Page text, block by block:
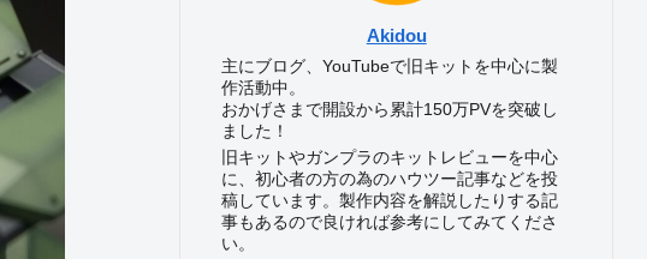
Akidou
主にブログ、YouTubeで旧キットを中心に製
作活動中。
おかげさまで開設から累計150万PVを突破し
ました！
旧キットやガンプラのキットレビューを中心
に、初心者の方の為のハウツー記事などを投
稿しています。製作内容を解説したりする記
事もあるので良ければ参考にしてみてくださ
い。